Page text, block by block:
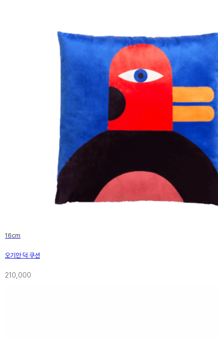
16cm
오기안 덕 쿠션
210,000